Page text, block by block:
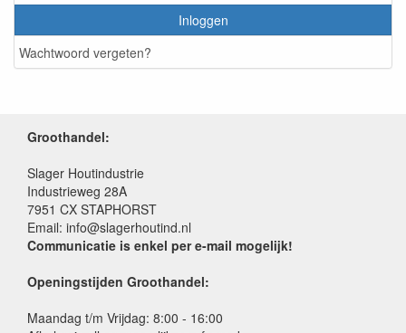
Inloggen
Wachtwoord vergeten?
Groothandel:
Slager Houtindustrie
Industrieweg 28A
7951 CX STAPHORST
Email: info@slagerhoutind.nl
Communicatie is enkel per e-mail mogelijk!
Openingstijden Groothandel:
Maandag t/m Vrijdag: 8:00 - 16:00